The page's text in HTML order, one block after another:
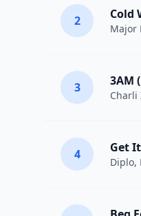
2 Cold
Major
3 3AM
Charli
4 Get
Diplo,